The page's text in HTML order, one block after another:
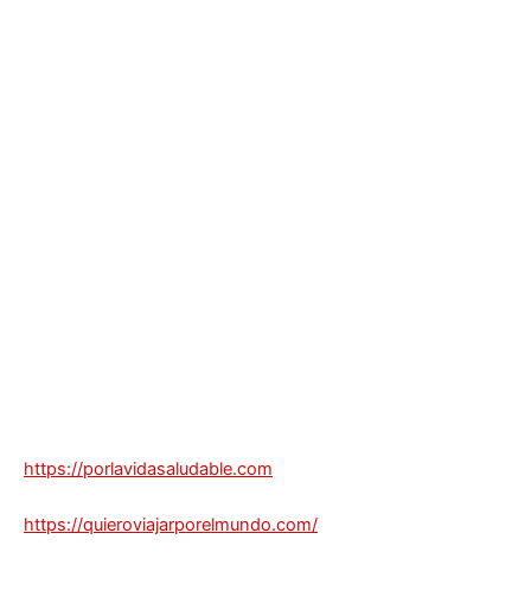
https://porlavidasaludable.com
https://quieroviajarporelmundo.com/